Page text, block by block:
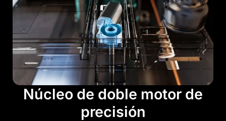
Núcleo de doble motor de
precisión